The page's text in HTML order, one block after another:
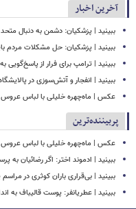
آخرین اخبار
ببینید | پزشکیان: دشمن به دنبال
ببینید | پزشکیان: حل مشکلات مردم
ببینید | ترامپ برای فرار از پاسخ‌گویی
ببینید | انفجار و آتش‌سوزی در
عکس | ماه‌چهره خلیلی با لباس عروس
پربیننده‌ترین
عکس | ماه‌چهره خلیلی با لباس عروس
ببینید | ادموند اختر: اگر رضائیان
ببینید | بی‌قراری باران کوثری در
ببینید | عطریانفر: پوست قالیباف به